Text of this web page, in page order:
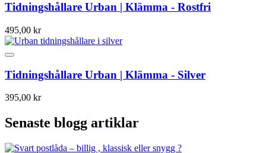
Tidningshållare Urban | Klämma - Rostfri
495,00 kr
Tidningshållare Urban | Klämma - Silver
395,00 kr
Senaste blogg artiklar